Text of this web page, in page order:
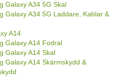
Galaxy A34 5G Skal
Galaxy A34 5G Laddare, Kablar &
A14
Galaxy A14 Fodral
Galaxy A14 Skal
Galaxy A14 Skärmskydd &